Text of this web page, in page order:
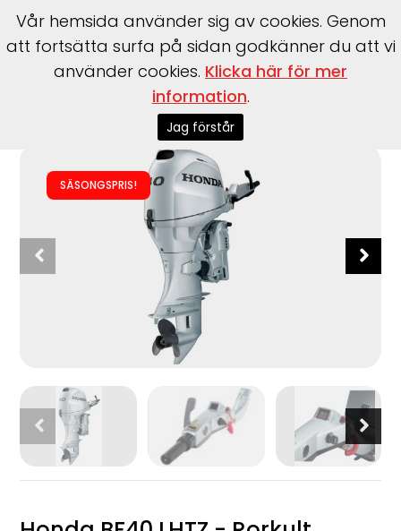
Utombordare>Honda
SÄSONGSPRIS!
Vår hemsida använder sig av cookies. Genom
att fortsätta surfa på sidan godkänner du att vi
använder cookies. Klicka här för mer
information.
Jag förstår